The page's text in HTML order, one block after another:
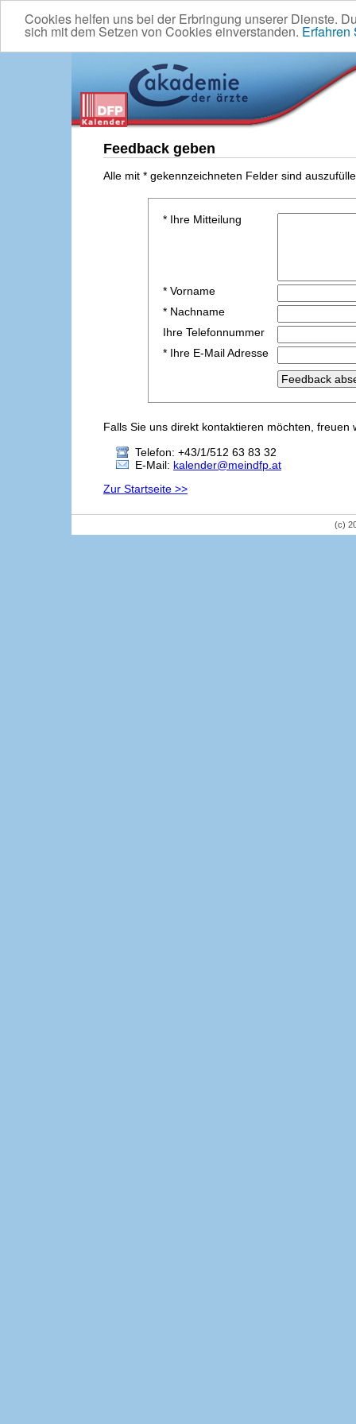
Cookies helfen uns bei der Erbringung unserer Dienste.
sich mit dem Setzen von Cookies einverstanden. Erfahren
Feedback geben
Alle mit * gekennzeichneten Felder sind
* Ihre Mitteilung
* Vorname
* Nachname
Ihre Telefonnummer
* Ihre E-Mail Adresse
Falls Sie uns direkt kontaktieren möchten,
Telefon: +43/1/512 63 83 32
E-Mail: kalender@meindfp.at
Zur Startseite >>
(c)